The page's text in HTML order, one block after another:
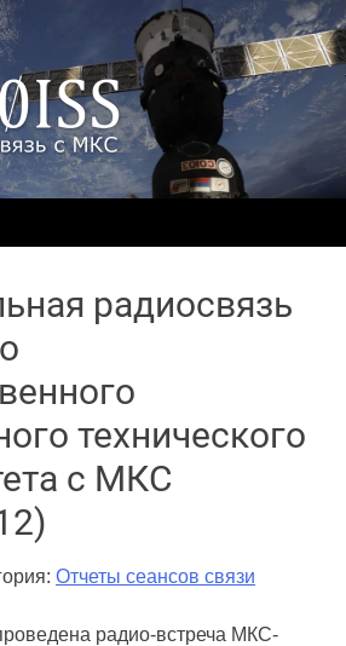
радиосвязь
технического
с МКС
Отчеты сеансов связи
радио-встреча МКС-